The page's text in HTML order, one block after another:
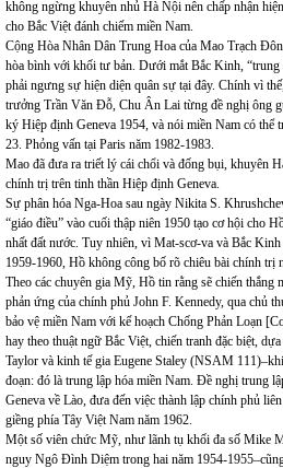
không ngừng khuyên nhủ Hà Nội nên chấp nhận
cho Bắc Việt đánh chiếm miền Nam.
Cộng Hòa Nhân Dân Trung Hoa của Mao Trạch
hòa bình với khối tư bản. Dưới mắt Bắc Kinh,
phải ngưng sự hiện diện quân sự tại đây. Chính vì
trưởng Trần Văn Đỗ, Chu Ân Lai từng đề nghị ông
ký Hiệp định Geneva 1954, và nói miền Nam có thể
23. Phỏng vấn tại Paris năm 1982-1983.
Mao đã đưa ra triết lý cái chổi và đống bụi, khuyên
chính trị trên tinh thần Hiệp định Geneva.
Sự phân hóa Nga-Hoa sau ngày Nikita S.
“giáo điều” vào cuối thập niên 1950 tạo cơ hội cho
nhất đất nước. Tuy nhiên, vì Mat-scơ-va và Bắc
1959-1960, Hồ không công bố rõ chiêu bài chính
Theo các chuyên gia Mỹ, Hồ tin rằng sẽ chiến
phản ứng của chính phủ John F. Kennedy, qua chủ
bảo vệ miền Nam với kế hoạch Chống Phản Loạn
hay theo thuật ngữ Bắc Việt, chiến tranh đặc biệt,
Taylor và kinh tế gia Eugene Staley (NSAM
đoạn: đó là trung lập hóa miền Nam. Đề nghị trung
Geneva về Lào, đưa đến việc thành lập chính phủ
giềng phía Tây Việt Nam năm 1962.
Một số viên chức Mỹ, như lãnh tụ khối đa số Mike
nguy Ngô Đình Diệm trong hai năm 1954-